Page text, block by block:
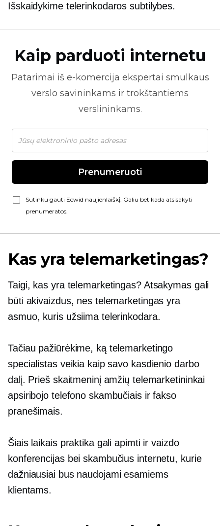
Išskaidykime telerinkodaros subtilybes.
Kaip parduoti internetu
Patarimai iš e-komercija ekspertai smulkaus
verslo savininkams ir trokštantiems
verslininkams.
Prenumeruoti
Sutinku gauti Ecwid naujienlaiškį. Galiu bet kada atsisakyti
prenumeratos.
Kas yra telemarketingas?
Taigi, kas yra telemarketingas? Atsakymas gali
būti akivaizdus, ​​nes telemarketingas yra
asmuo, kuris užsiima telerinkodara.
Tačiau pažiūrėkime, ką telemarketingo
specialistas veikia kaip savo kasdienio darbo
dalį. Prieš skaitmeninį amžių telemarketininkai
apsiribojo telefono skambučiais ir fakso
pranešimais.
Šiais laikais praktika gali apimti ir vaizdo
konferencijas bei skambučius internetu, kurie
dažniausiai bus naudojami esamiems
klientams.